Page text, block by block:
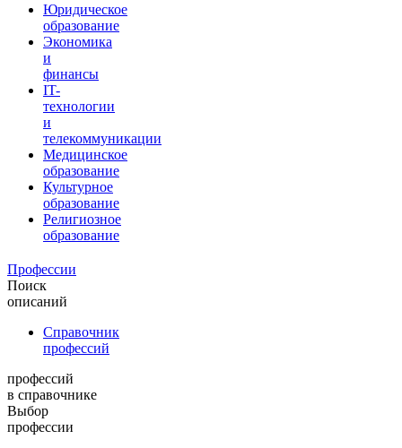
Юридическое
образование
Экономика
и
финансы
IT-
технологии
и
телекоммуникации
Медицинское
образование
Культурное
образование
Религиозное
образование
Профессии
Поиск
описаний
Справочник
профессий
профессий
в справочнике
Выбор
профессии